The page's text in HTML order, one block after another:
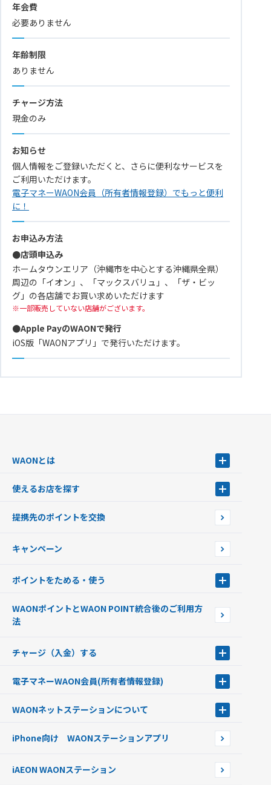
年会費
必要ありません
年齢制限
ありません
チャージ方法
現金のみ
お知らせ
個人情報をご登録いただくと、さらに便利なサービスを
ご利用いただけます。
電子マネーWAON会員（所有者情報登録）でもっと便利
に！
お申込み方法
●店頭申込み
ホームタウンエリア（沖縄市を中心とする沖縄県全県）
周辺の「イオン」、「マックスバリュ」、「ザ・ビッ
グ」の各店舗でお買い求めいただけます
一部販売していない店舗がございます。
●Apple PayのWAONで発行
iOS版「WAONアプリ」で発行いただけます。
WAONとは
WAONを申込む
インターネット上でのお買い物について（ネット決済）
使えるお店を探す
店舗検索
イオン銀行ATM設置場所
提携先のポイントを交換
キャンペーン
ポイントをためる・使う
ポイントの有効期限について
WAONポイントとWAON POINT統合後のご利用方
法
チャージ（入金）する
現金でチャージする
銀行口座・ATMからチャージする
オートチャージ
ポイントからチャージする
チャージ上限金額の変更について
電子マネーWAON会員(所有者情報登録)
WAON POINTサービス会員登録に伴う個人データの共同利用のお知
WAONネットステーションについて
WAONネットステーションWAON端末について
iPhone向け WAONステーションアプリ
iAEON WAONステーション